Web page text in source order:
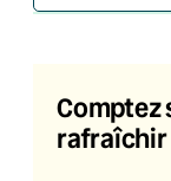
Comptez
rafraîchir